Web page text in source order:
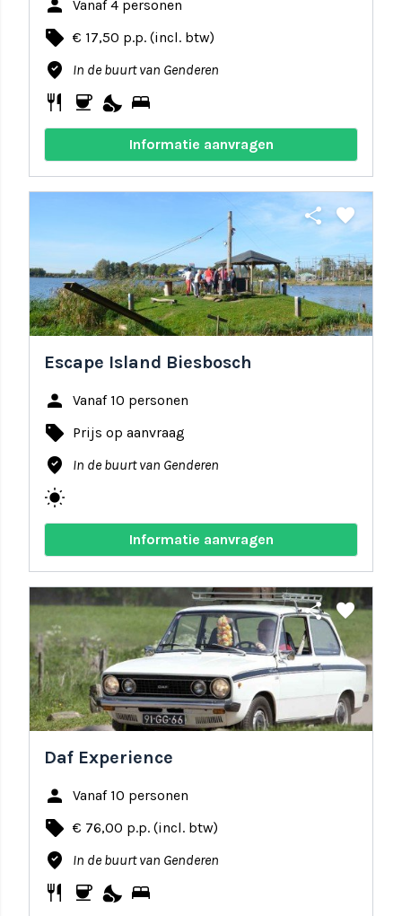
person Vanaf 4 personen
local_offer € 17,50 p.p. (incl. btw)
where_to_vote In de buurt van Genderen
restaurant coffee nights_stay bed
Informatie aanvragen
share favorite
Escape Island Biesbosch
person Vanaf 10 personen
local_offer Prijs op aanvraag
where_to_vote In de buurt van Genderen
wb_sunny
Informatie aanvragen
share favorite
Daf Experience
person Vanaf 10 personen
local_offer € 76,00 p.p. (incl. btw)
where_to_vote In de buurt van Genderen
restaurant coffee nights_stay bed